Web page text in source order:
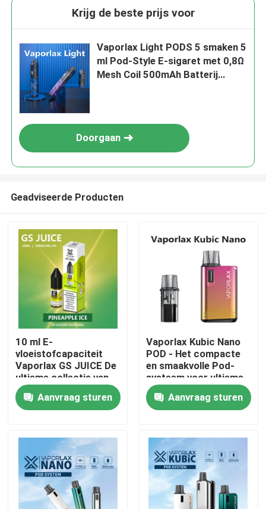
Producten
Videos
Krijg de beste prijs voor
Vaporlax Light PODS 5 smaken 5
ml Pod-Style E-sigaret met 0,8Ω
Mesh Coil 500mAh Batterij
Doorgaan
Geadviseerde Producten
10 ml E-
vloeistofcapaciteit
Vaporlax GS JUICE De
ultieme collectie van
20 verschillende
smaken voor een rijke
vaping ervaring
Aanvraag sturen
Vaporlax Kubic Nano
POD - Het compacte
en smaakvolle Pod-
systeem voor ultieme
vaping-tevredenheid
Aanvraag sturen